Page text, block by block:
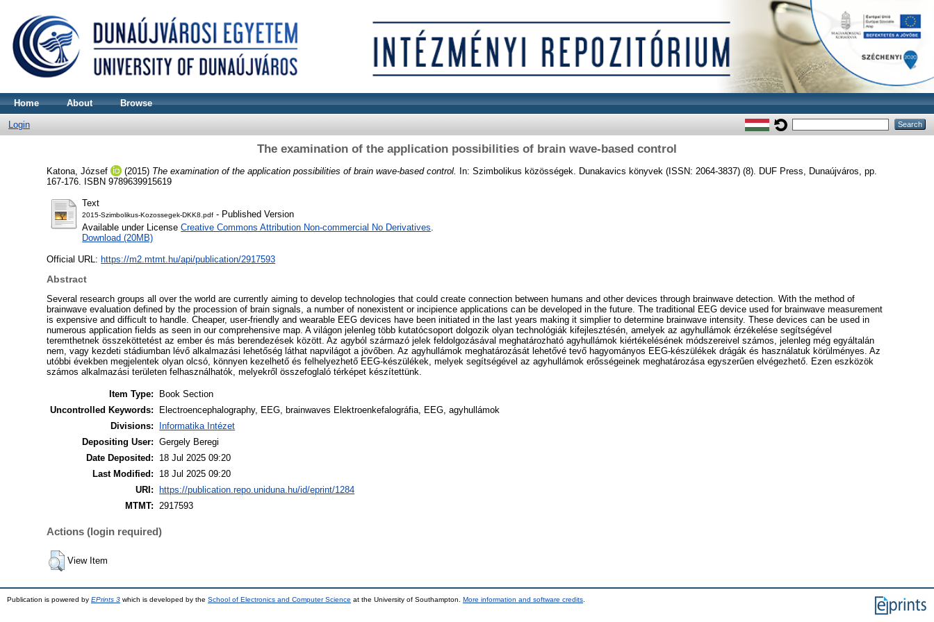
Home About Browse
Login
The examination of the application possibilities of brain wave-based control
Katona, József (2015) The examination of the application possibilities of brain wave-based control.
In: Szimbolikus közösségek. Dunakavics könyvek (ISSN: 2064-3837) (8). DUF Press, Dunaújváros, pp.
167-176. ISBN 9789639915619
Text
2015-Szimbolikus-Kozossegek-DKK8.pdf - Published Version
Available under LicenseCreative Commons Attribution Non-commercial No Derivatives
Download (20MB)
Official URL: https://m2.mtmt.hu/api/publication/2917593
Abstract
Several research groups all over the world are currently aiming to develop technologies that could create connection between humans and other devices through brainwave detection. With the method of
brainwave evaluation defined by the procession of brain signals, a number of nonexistent or incipience applications can be developed in the future. The traditional EEG device used for brainwave measurement
is expensive and difficult to handle. Cheaper, user-friendly and wearable EEG devices have been initiated in the last years making it simplier to determine brainwave intensity. These devices can be used in
numerous application fields as seen in our comprehensive map. A világon jelenleg több kutatócsoport dolgozik olyan technológiák kifejlesztésén, amelyek az agyhullámok érzékelése segítségével
teremthetnek összeköttetést az ember és más berendezések között. Az agyból származó jelek feldolgozásával meghatározható agyhullámok kiértékelésének módszereivel számos, jelenleg még egyáltalán
nem, vagy kezdeti stádiumban lévő alkalmazási lehetőség láthat napvilágot a jövőben. Az agyhullámok meghatározását lehetővé tevő hagyományos EEG-készülékek drágák és használatuk körülményes. Az
utóbbi években megjelentek olyan olcsó, könnyen kezelhető és felhelyezhető EEG-készülékek, melyek segítségével az agyhullámok erősségeinek meghatározása egyszerűen elvégezhető. Ezen eszközök
számos alkalmazási területen felhasználhatók, melyekről összefoglaló térképet készítettünk.
Item Type:
Book Section
Uncontrolled Keywords:
Electroencephalography, EEG, brainwaves Elektroenkefalográfia, EEG, agyhullámok
Divisions:
Informatika Intézet
Depositing User:
Gergely Beregi
Date Deposited:
18 Jul 2025 09:20
Last Modified:
18 Jul 2025 09:20
URI:
https://publication.repo.uniduna.hu/id/eprint/1284
MTMT:
2917593
Actions (login required)
View Item
Publication is powered by EPrints 3 which is developed by the School of Electronics and Computer Science at the University of Southampton. More information and software credits